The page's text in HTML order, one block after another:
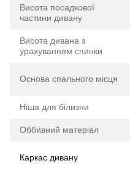
Висота посадкової
частини дивану
Висота дивана з
урахуванням спинки
Основа спального місця
Ніша для білизни
Оббивний матеріал
Каркас дивану